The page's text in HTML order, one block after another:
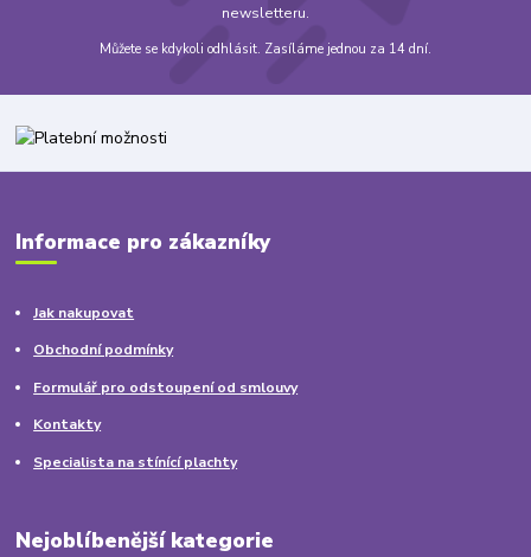
newsletteru.
Můžete se kdykoli odhlásit. Zasíláme jednou za 14 dní.
Informace pro zákazníky
Jak nakupovat
Obchodní podmínky
Formulář pro odstoupení od smlouvy
Kontakty
Specialista na stínící plachty
Nejoblíbenější kategorie